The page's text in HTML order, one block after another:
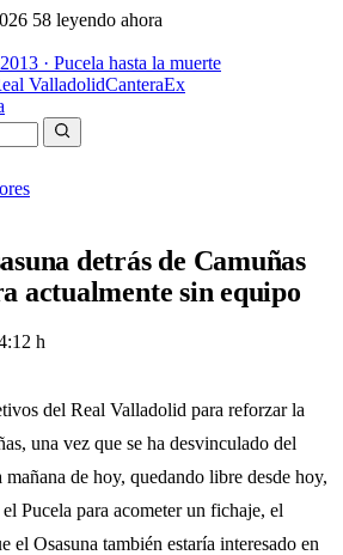
58 leyendo ahora
· Pucela hasta la muerte
ValladolidCanteraEx
detrás de Camuñas
actualmente sin equipo
h
del Real Valladolid para reforzar la
una vez que se ha desvinculado del
de hoy, quedando libre desde hoy,
Pucela para acometer un fichaje, el
el Osasuna también estaría interesado en